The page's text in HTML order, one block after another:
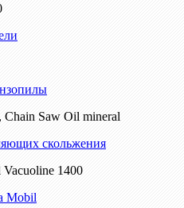
Saw Oil mineral
скольжения
1400
Mobil